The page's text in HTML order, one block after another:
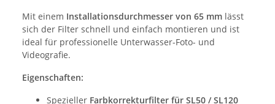
Mit einem Installationsdurchmesser von 65 mm lässt
sich der Filter schnell und einfach montieren und ist
ideal für professionelle Unterwasser-Foto- und
Videografie.
Eigenschaften:
Spezieller Farbkorrekturfilter für SL50 / SL120